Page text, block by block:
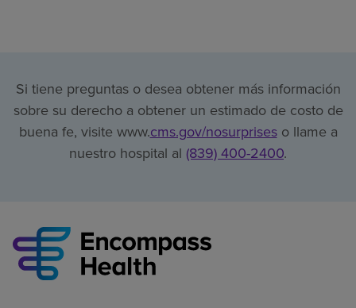
Si tiene preguntas o desea obtener más información
sobre su derecho a obtener un estimado de costo de
buena fe, visite www.cms.gov/nosurpriseso llame a
nuestro hospital al (839) 400-2400.